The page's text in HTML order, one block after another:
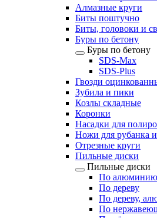
Алмазные круги
Биты поштучно
Биты, головоки и
Буры по бетону
Буры по бетону
SDS-Max
SDS-Plus
Гвозди
Зубила и пики
Козлы складные
Коронки
Насадки для
Ножи для рубанка
Отрезные круги
Пильные диски
Пильные диски
По алюминию
По дереву
По дереву,
По